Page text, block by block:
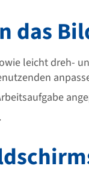
das
leicht dreh-